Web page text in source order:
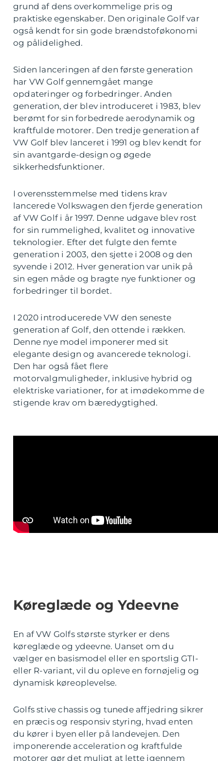
grund af dens overkommelige pris og
praktiske egenskaber. Den originale Golf var
også kendt for sin gode brændstoføkonomi
og pålidelighed.
Siden lanceringen af den første generation
har VW Golf gennemgået mange
opdateringer og forbedringer. Anden
generation, der blev introduceret i 1983, blev
berømt for sin forbedrede aerodynamik og
kraftfulde motorer. Den tredje generation af
VW Golf blev lanceret i 1991 og blev kendt for
sin avantgarde-design og øgede
sikkerhedsfunktioner.
I overensstemmelse med tidens krav
lancerede Volkswagen den fjerde generation
af VW Golf i år 1997. Denne udgave blev rost
for sin rummelighed, kvalitet og innovative
teknologier. Efter det fulgte den femte
generation i 2003, den sjette i 2008 og den
syvende i 2012. Hver generation var unik på
sin egen måde og bragte nye funktioner og
forbedringer til bordet.
I 2020 introducerede VW den seneste
generation af Golf, den ottende i rækken.
Denne nye model imponerer med sit
elegante design og avancerede teknologi.
Den har også fået flere
motorvalgmuligheder, inklusive hybrid og
elektriske variationer, for at imødekomme de
stigende krav om bæredygtighed.
Køreglæde og Ydeevne
En af VW Golfs største styrker er dens
køreglæde og ydeevne. Uanset om du
vælger en basismodel eller en sportslig GTI-
eller R-variant, vil du opleve en fornøjelig og
dynamisk køreoplevelse.
Golfs stive chassis og tunede affjedring sikrer
en præcis og responsiv styring, hvad enten
du kører i byen eller på landevejen. Den
imponerende acceleration og kraftfulde
motorer gør det muligt at lette igennem